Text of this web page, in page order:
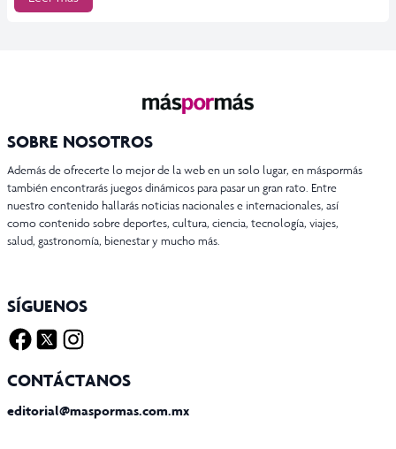
SOBRE NOSOTROS
Además de ofrecerte lo mejor de la web en un solo lugar, en máspormás
también encontrarás juegos dinámicos para pasar un gran rato. Entre
nuestro contenido hallarás noticias nacionales e internacionales, así
como contenido sobre deportes, cultura, ciencia, tecnología, viajes,
salud, gastronomía, bienestar y mucho más.
SÍGUENOS
CONTÁCTANOS
editorial@maspormas.com.mx